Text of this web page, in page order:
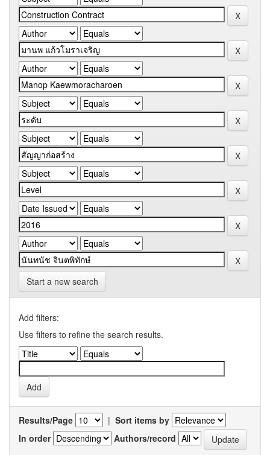
Start a new search
Add filters:
Use filters to refine the search results.
Results/Page | Sort items by
In order
Authors/record